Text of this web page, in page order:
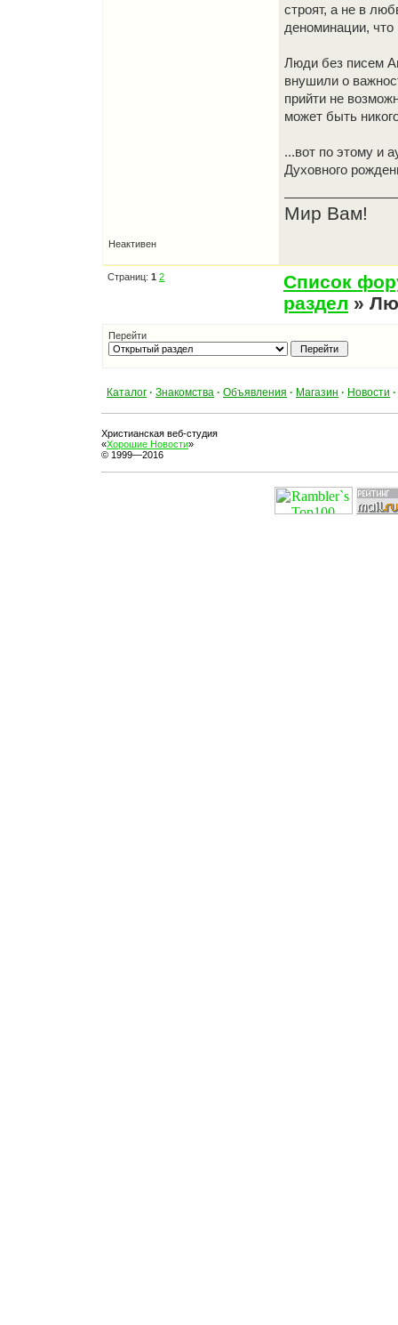
строят, а не в
деноминации,
Люди без писем
внушили о
прийти не
может быть
...вот по этому и
Духовного
Мир Вам!
Неактивен
Страниц: 1 2
Список
раздел »
Перейти
Каталог · Знакомства · Объявления · Магазин · Новости ·
Христианская веб-студия
«Хорошие Новости»
© 1999—2016